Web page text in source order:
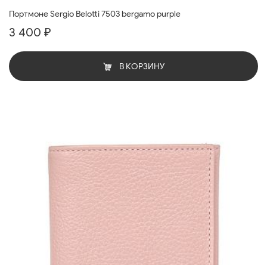
Портмоне Sergio Belotti 7503 bergamo purple
3 400 ₽
В КОРЗИНУ